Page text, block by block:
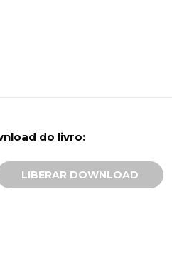
do livro: